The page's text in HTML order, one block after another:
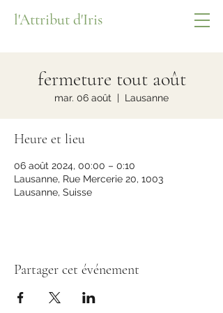
l'Attribut d'Iris
fermeture tout août
mar. 06 août
  |
Lausanne
Heure et lieu
06 août 2024, 00:00 – 0:10
Lausanne, Rue Mercerie 20, 1003
Lausanne, Suisse
Partager cet événement